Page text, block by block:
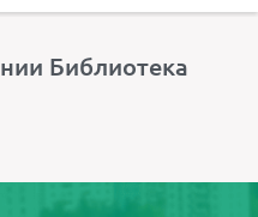
Библиотека